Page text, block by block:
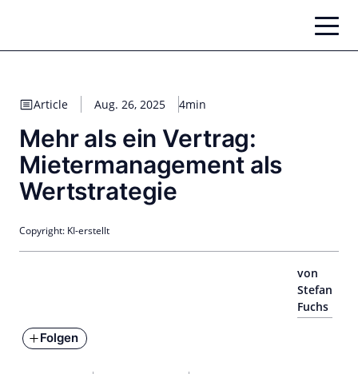
springen
Article Aug. 26, 2025 4min
Mehr als ein Vertrag:
Mietermanagement als
Wertstrategie
von
Stefan
Fuchs
Folgen
Copyright: KI-erstellt